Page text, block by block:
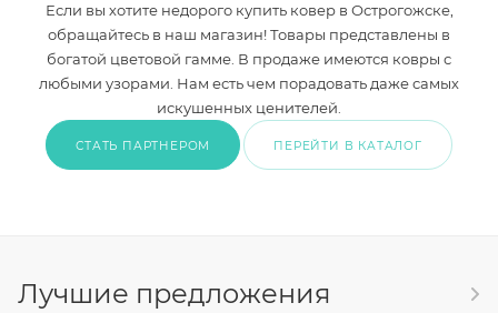
Если вы хотите недорого купить ковер в Острогожске,
обращайтесь в наш магазин! Товары представлены в
богатой цветовой гамме. В продаже имеются ковры с
любыми узорами. Нам есть чем порадовать даже самых
искушенных ценителей.
СТАТЬ ПАРТНЕРОМ ПЕРЕЙТИ В КАТАЛОГ
Лучшие предложения